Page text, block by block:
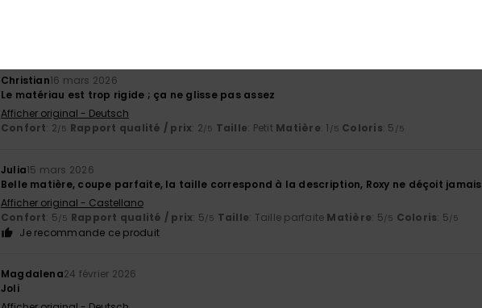
Christian16 mars 2026
Le matériau est trop rigide ; ça ne glisse pas assez
Afficher original - Deutsch
Confort: 2/5 Rapport qualité / prix: 2/5 Taille: Petit Matière: 1 /5 Coloris: 5 /5
Julia15 mars 2026
Belle matière, coupe parfaite, la taille correspond à la description, Roxy ne déçoit jamais
Afficher original - Castellano
Confort: 5/5 Rapport qualité / prix: 5/5 Taille: Taille parfaite Matière: 5/5 Coloris: 5/5
Je recommande ce produit
Magdalena24 février 2026
Joli